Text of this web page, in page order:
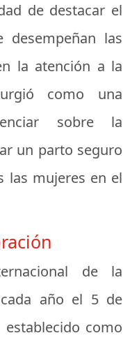
de destacar el
desempeñan las
la atención a la
como una
sobre la
un parto seguro
las mujeres en el
de la
año el 5 de
como